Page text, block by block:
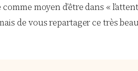
moyen d’être dans «
de vous repartager ce très